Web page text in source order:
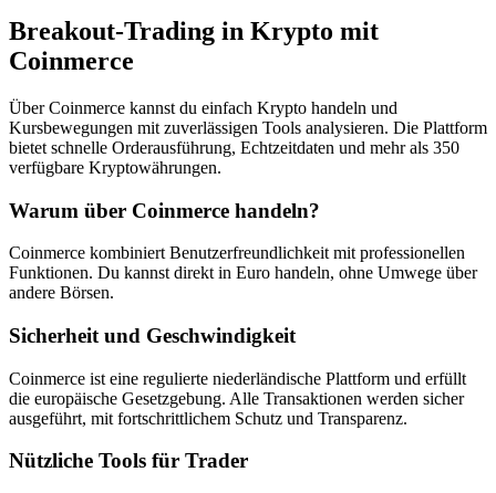
Breakout-Trading in Krypto mit
Coinmerce
Über Coinmerce kannst du einfach Krypto handeln und
Kursbewegungen mit zuverlässigen Tools analysieren. Die Plattform
bietet schnelle Orderausführung, Echtzeitdaten und mehr als 350
verfügbare Kryptowährungen.
Warum über Coinmerce handeln?
Coinmerce kombiniert Benutzerfreundlichkeit mit professionellen
Funktionen. Du kannst direkt in Euro handeln, ohne Umwege über
andere Börsen.
Sicherheit und Geschwindigkeit
Coinmerce ist eine regulierte niederländische Plattform und erfüllt
die europäische Gesetzgebung. Alle Transaktionen werden sicher
ausgeführt, mit fortschrittlichem Schutz und Transparenz.
Nützliche Tools für Trader